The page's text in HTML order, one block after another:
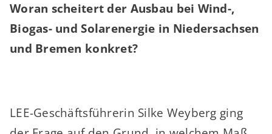
Woran scheitert der Ausbau bei Wind-,
Biogas- und Solarenergie in Niedersachsen
und Bremen konkret?
LEE-Geschäftsführerin Silke Weyberg ging